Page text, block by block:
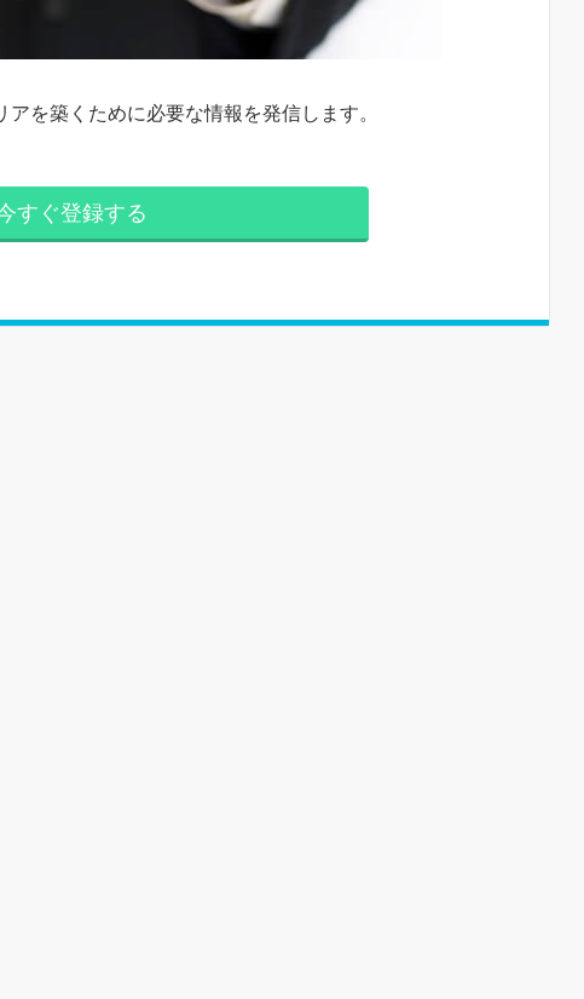
を築くために必要な情報を発信します。
すぐ登録する